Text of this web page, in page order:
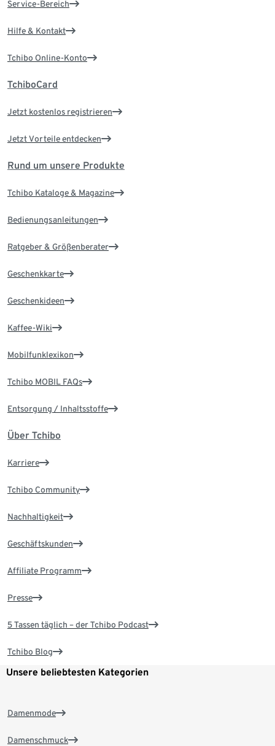
Service-Bereich
Hilfe & Kontakt
Tchibo Online-Konto
TchiboCard
Jetzt kostenlos registrieren
Jetzt Vorteile entdecken
Rund um unsere Produkte
Tchibo Kataloge & Magazine
Bedienungsanleitungen
Ratgeber & Größenberater
Geschenkkarte
Geschenkideen
Kaffee-Wiki
Mobilfunklexikon
Tchibo MOBIL FAQs
Entsorgung / Inhaltsstoffe
Über Tchibo
Karriere
Tchibo Community
Nachhaltigkeit
Geschäftskunden
Affiliate Programm
Presse
5 Tassen täglich – der Tchibo Podcast
Tchibo Blog
Unsere beliebtesten Kategorien
Damenmode
Damenschmuck